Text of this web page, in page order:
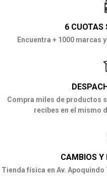
6 CUOTAS
Encuentra + 1000 marcas
Compra miles de productos
recibes en el mismo
CAMBIOS Y
Tienda física en Av.